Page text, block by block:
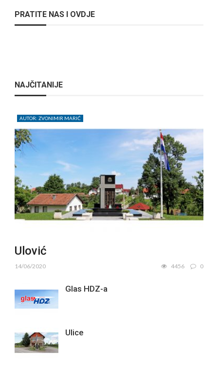
PRATITE NAS I OVDJE
NAJČITANIJE
AUTOR: ZVONIMIR MARIĆ
Ulović
14/06/2020 4456 0
Glas HDZ-a
Ulice